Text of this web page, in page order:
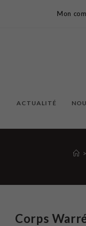
Mon
ACTUALITÉ
>
Corps